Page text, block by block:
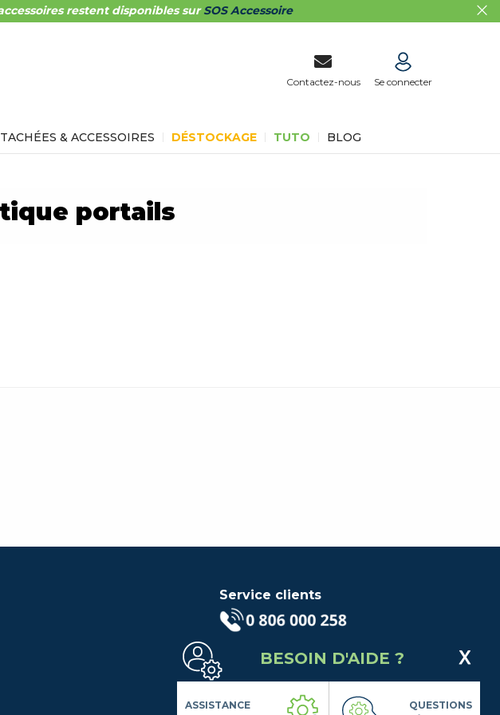
restent disponibles surSOS Accessoire
Contactez-nous Se connecter
& ACCESSOIRES DÉSTOCKAGE TUTO BLOG
portails
Service clients
appel local)
Lundi au Vendredi de 9h à 18h
Contactez-Nous
Suivez-nous
BESOIN D'AIDE ?
ASSISTANCE
QUESTIONS